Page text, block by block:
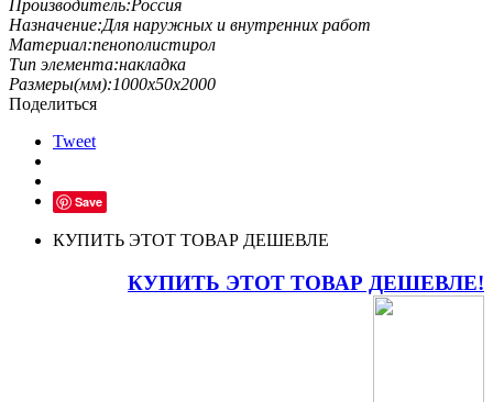
Производитель:Россия
Назначение:Для наружных и внутренних работ
Материал:пенополистирол
Тип элемента:накладка
Размеры(мм):1000х50х2000
Поделиться
Tweet
Save
КУПИТЬ ЭТОТ ТОВАР ДЕШЕВЛЕ
КУПИТЬ ЭТОТ ТОВАР ДЕШЕВЛЕ!